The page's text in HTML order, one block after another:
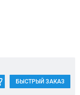
БЫСТРЫЙ ЗАКАЗ